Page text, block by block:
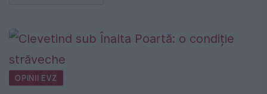
OPINII EVZ